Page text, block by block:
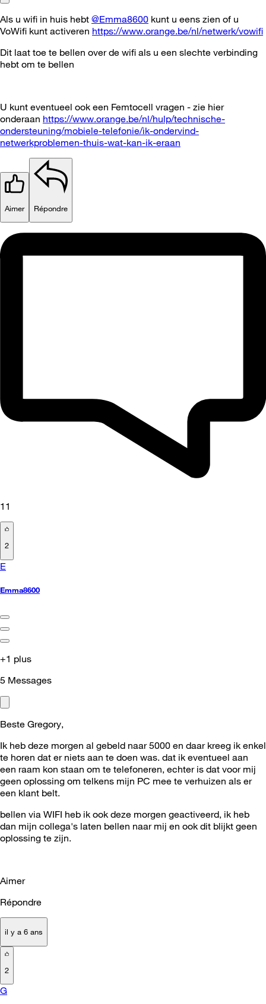
Als u wifi in huis hebt @Emma8600 kunt u eens zien of u
VoWifi kunt activeren https://www.orange.be/nl/netwerk/vowifi
Dit laat toe te bellen over de wifi als u een slechte verbinding
hebt om te bellen
U kunt eventueel ook een Femtocell vragen - zie hier
onderaan https://www.orange.be/nl/hulp/technische-
ondersteuning/mobiele-telefonie/ik-ondervind-
netwerkproblemen-thuis-wat-kan-ik-eraan
Aimer Répondre
11
2
E
Emma8600
+1 plus
5 Messages
Beste Gregory,
Ik heb deze morgen al gebeld naar 5000 en daar kreeg ik enkel
te horen dat er niets aan te doen was. dat ik eventueel aan
een raam kon staan om te telefoneren, echter is dat voor mij
geen oplossing om telkens mijn PC mee te verhuizen als er
een klant belt.
bellen via WIFI heb ik ook deze morgen geactiveerd, ik heb
dan mijn collega's laten bellen naar mij en ook dit blijkt geen
oplossing te zijn.
Aimer
Répondre
il y a 6 ans
2
G